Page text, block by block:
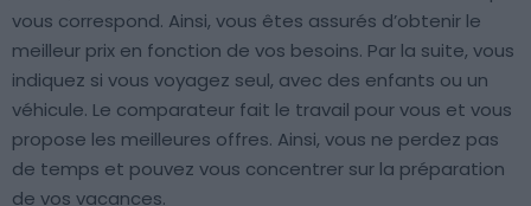
vous correspond. Ainsi, vous êtes assurés d’obtenir le
meilleur prix en fonction de vos besoins. Par la suite, vous
indiquez si vous voyagez seul, avec des enfants ou un
véhicule. Le comparateur fait le travail pour vous et vous
propose les meilleures offres. Ainsi, vous ne perdez pas
de temps et pouvez vous concentrer sur la préparation
de vos vacances.